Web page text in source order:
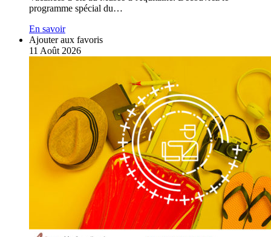
programme spécial du…
En savoir
Ajouter aux favoris
11 Août 2026